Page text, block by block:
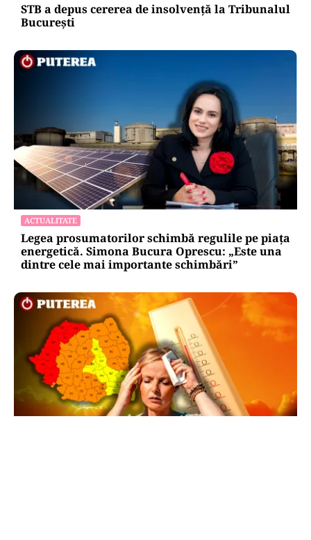
STB a depus cererea de insolvență la Tribunalul
București
ACTUALITATE
Legea prosumatorilor schimbă regulile pe piața
energetică. Simona Bucura Oprescu: „Este una
dintre cele mai importante schimbări”